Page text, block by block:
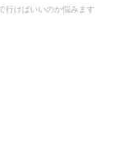
行けばいいのか悩みます